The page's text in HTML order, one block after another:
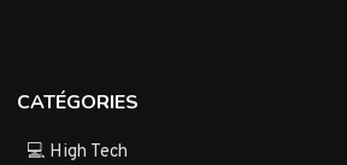
CATÉGORIES
💻 High Tech